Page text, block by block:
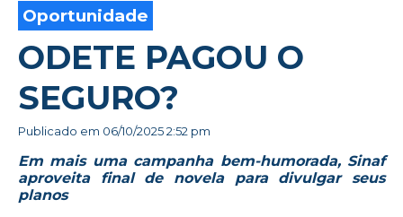
Oportunidade
ODETE PAGOU O
SEGURO?
Publicado em 06/10/2025 2:52 pm
Em mais uma campanha bem-humorada, Sinaf
aproveita final de novela para divulgar seus
planos